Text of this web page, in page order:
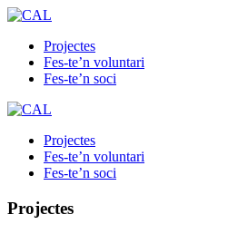
Projectes
Fes-te’n voluntari
Fes-te’n soci
Projectes
Fes-te’n voluntari
Fes-te’n soci
Projectes